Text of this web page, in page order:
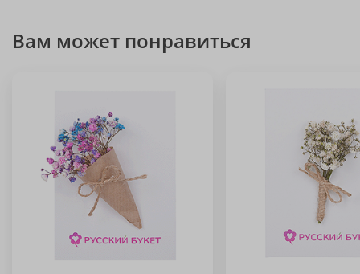
Вам может понравиться